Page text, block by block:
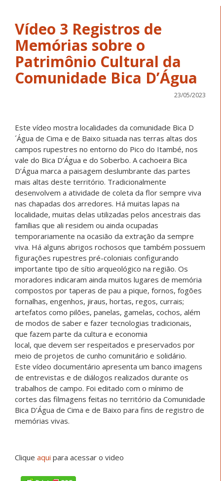
Vídeo 3 Registros de
Memórias sobre o
Patrimônio Cultural da
Comunidade Bica D’Água
23/05/2023
Este vídeo mostra localidades da comunidade Bica D
´Água de Cima e de Baixo situada nas terras altas dos
campos rupestres no entorno do Pico do Itambé, nos
vale do Bica D’Água e do Soberbo. A cachoeira Bica
D’Água marca a paisagem deslumbrante das partes
mais altas deste território. Tradicionalmente
desenvolvem a atividade de coleta da flor sempre viva
nas chapadas dos arredores. Há muitas lapas na
localidade, muitas delas utilizadas pelos ancestrais das
famílias que ali residem ou ainda ocupadas
temporariamente na ocasião da extração da sempre
viva. Há alguns abrigos rochosos que também possuem
figurações rupestres pré-coloniais configurando
importante tipo de sítio arqueológico na região. Os
moradores indicaram ainda muitos lugares de memória
compostos por taperas de pau a pique, fornos, fogões
fornalhas, engenhos, jiraus, hortas, regos, currais;
artefatos como pilões, panelas, gamelas, cochos, além
de modos de saber e fazer tecnologias tradicionais,
que fazem parte da cultura e economia
local, que devem ser respeitados e preservados por
meio de projetos de cunho comunitário e solidário.
Este vídeo documentário apresenta um banco imagens
de entrevistas e de diálogos realizados durante os
trabalhos de campo. Foi editado com o mínimo de
cortes das filmagens feitas no território da Comunidade
Bica D’Água de Cima e de Baixo para fins de registro de
memórias vivas.
Clique aqui para acessar o video